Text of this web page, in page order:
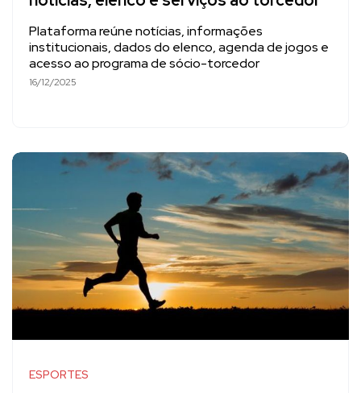
Plataforma reúne notícias, informações
institucionais, dados do elenco, agenda de jogos e
acesso ao programa de sócio-torcedor
16/12/2025
ESPORTES